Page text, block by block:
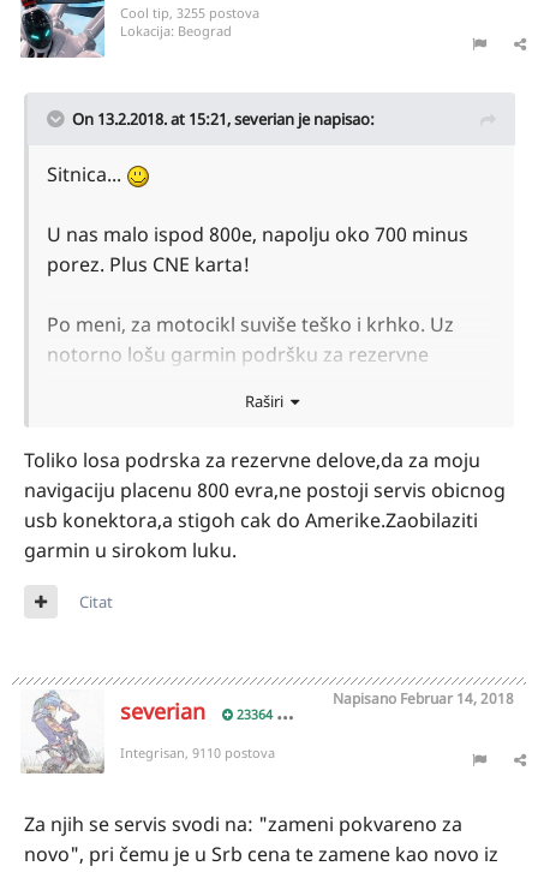
Cool tip, 3255 postova
Lokacija: Beograd
On 13.2.2018. at 15:21,severian je napisao:
Sitnica...
U nas malo ispod 800e, napolju oko 700 minus
porez. Plus CNE karta!
Po meni, za motocikl suviše teško i krhko. Uz
notorno lošu garmin podršku za rezervne
loša investicija. Osim u slučaju da imate i čamac,
Raširi
Toliko losa podrska za rezervne delove,da za moju
navigaciju placenu 800 evra,ne postoji servis obicnog
usb konektora,a stigoh cak do Amerike.Zaobilaziti
garmin u sirokom luku.
Citat
severian 23364
Napisano Februar 14, 2018
Integrisan, 9110 postova
Za njih se servis svodi na: "zameni pokvareno za
novo", pri čemu je u Srb cena te zamene kao novo iz